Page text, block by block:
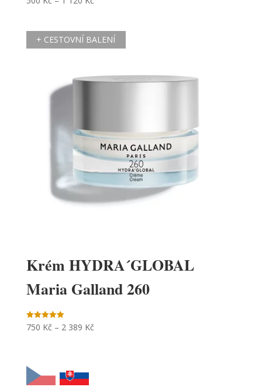
+ CESTOVNÍ BALENÍ
Krém HYDRA´GLOBAL
Maria Galland 260
Hodnocení
5.00
750 Kč – 2 389 Kč